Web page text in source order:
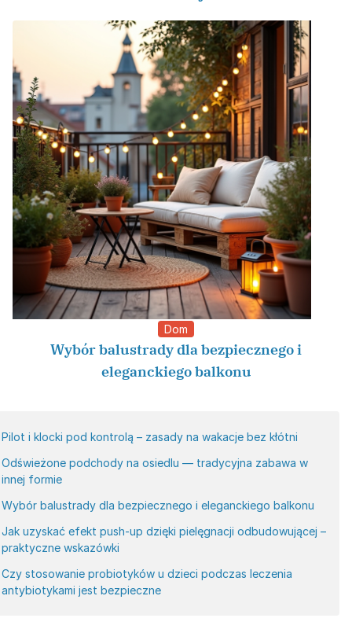
Dom
Wybór balustrady dla bezpiecznego i
eleganckiego balkonu
Pilot i klocki pod kontrolą – zasady na wakacje bez kłótni
Odświeżone podchody na osiedlu — tradycyjna zabawa w
innej formie
Wybór balustrady dla bezpiecznego i eleganckiego balkonu
Jak uzyskać efekt push-up dzięki pielęgnacji odbudowującej –
praktyczne wskazówki
Czy stosowanie probiotyków u dzieci podczas leczenia
antybiotykami jest bezpieczne